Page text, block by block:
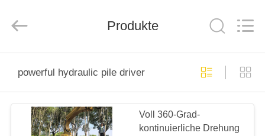
PRODUKTE
Ltd..
Produkte
powerful hydraulic pile driver
Voll 360-Grad-
kontinuierliche Drehung